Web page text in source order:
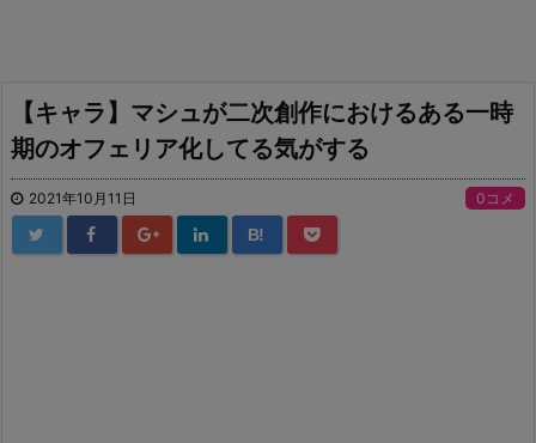
【キャラ】マシュが二次創作におけるある一時
期のオフェリア化してる気がする
2021年10月11日 0コメ
B!